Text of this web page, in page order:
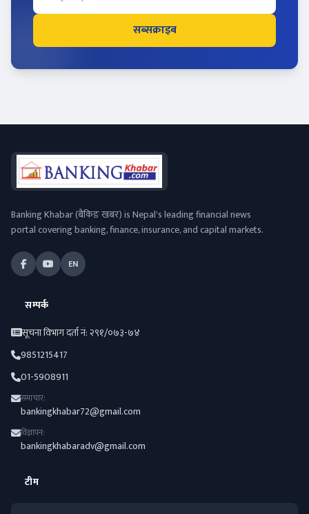
सब्सक्राइब
Banking Khabar (बैंकिङ खबर) is Nepal's leading financial news
portal covering banking, finance, insurance, and capital markets.
EN
सम्पर्क
सूचना विभाग दर्ता नं: २९१/०७३-७४
9851215417
01-5908911
समाचार:
bankingkhabar72@gmail.com
विज्ञापन:
bankingkhabaradv@gmail.com
टीम